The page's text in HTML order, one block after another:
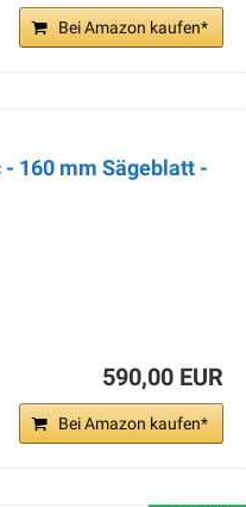
Bei Amazon kaufen*
- 160 mm Sägeblatt -
590,00 EUR
Bei Amazon kaufen*